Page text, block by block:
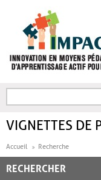
FORMULAIRE DE
VIGNETTES DE
Accueil Recherche
RECHERCHER